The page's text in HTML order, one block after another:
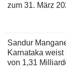
zum 31. März
Sandur
Karnataka
von 1,31